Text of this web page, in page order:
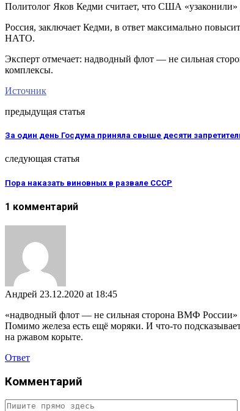
Политолог Яков Кедми считает, что США
Россия, заключает Кедми, в ответ максимально
НАТО.
Эксперт отмечает: надводный флот — не сильная
комплексы.
Источник
предыдущая статья
За один день Госдума приняла свыше десяти
следующая статья
Пора наказать виновных в развале СССР
1 комментарий
Андрей 23.12.2020 at 18:45
«надводный флот — не сильная сторона ВМФ России»
Помимо железа есть ещё моряки. И что-то
на ржавом корыте.
Ответ
Комментарий